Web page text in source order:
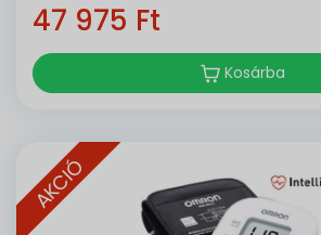
47 975 Ft
Kosárba
AKCIÓ